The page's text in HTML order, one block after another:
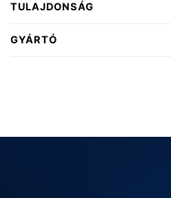
TULAJDONSÁG
GYÁRTÓ